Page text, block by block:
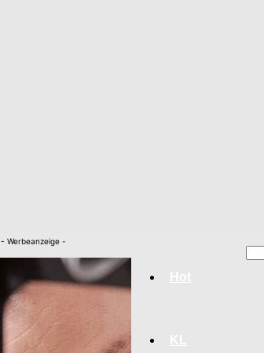
- Werbeanzeige -